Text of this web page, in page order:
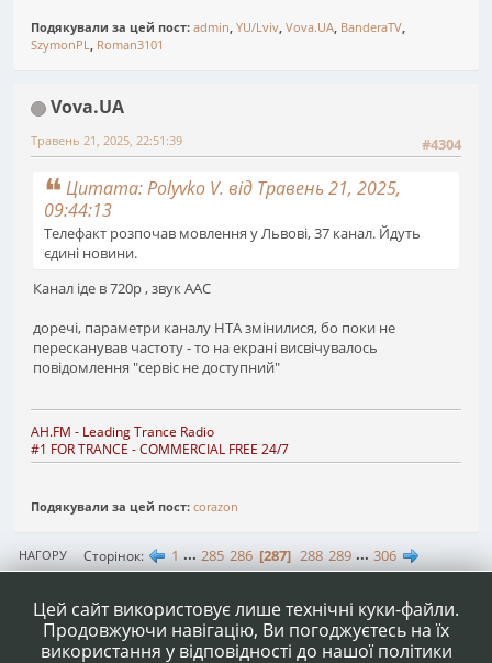
Подякували за цей пост: admin YU/Lviv Vova.UA BanderaTV
SzymonPL
Roman3101
Vova.UA
#4304
Травень 21, 2025, 22:51:39
Цитата: Polyvko V. від Травень 21, 2025,
09:44:13
Телефакт розпочав мовлення у Львові, 37 канал. Йдуть
єдині новини.
Канал іде в 720р , звук ААС
доречі, параметри каналу НТА змінилися, бо поки не
пересканував частоту - то на екрані висвічувалось
повідомлення "сервіс не доступний"
AH.FM - Leading Trance Radio
#1 FOR TRANCE - COMMERCIAL FREE 24/7
Подякували за цей пост: corazon
НАГОРУ Сторінок 1 ... 285 286 287 288 289 ... 306
Цей сайт використовує лише технічні куки-файли.
Продовжуючи навігацію, Ви погоджуєтесь на їх
використання у відповідності до нашої політики